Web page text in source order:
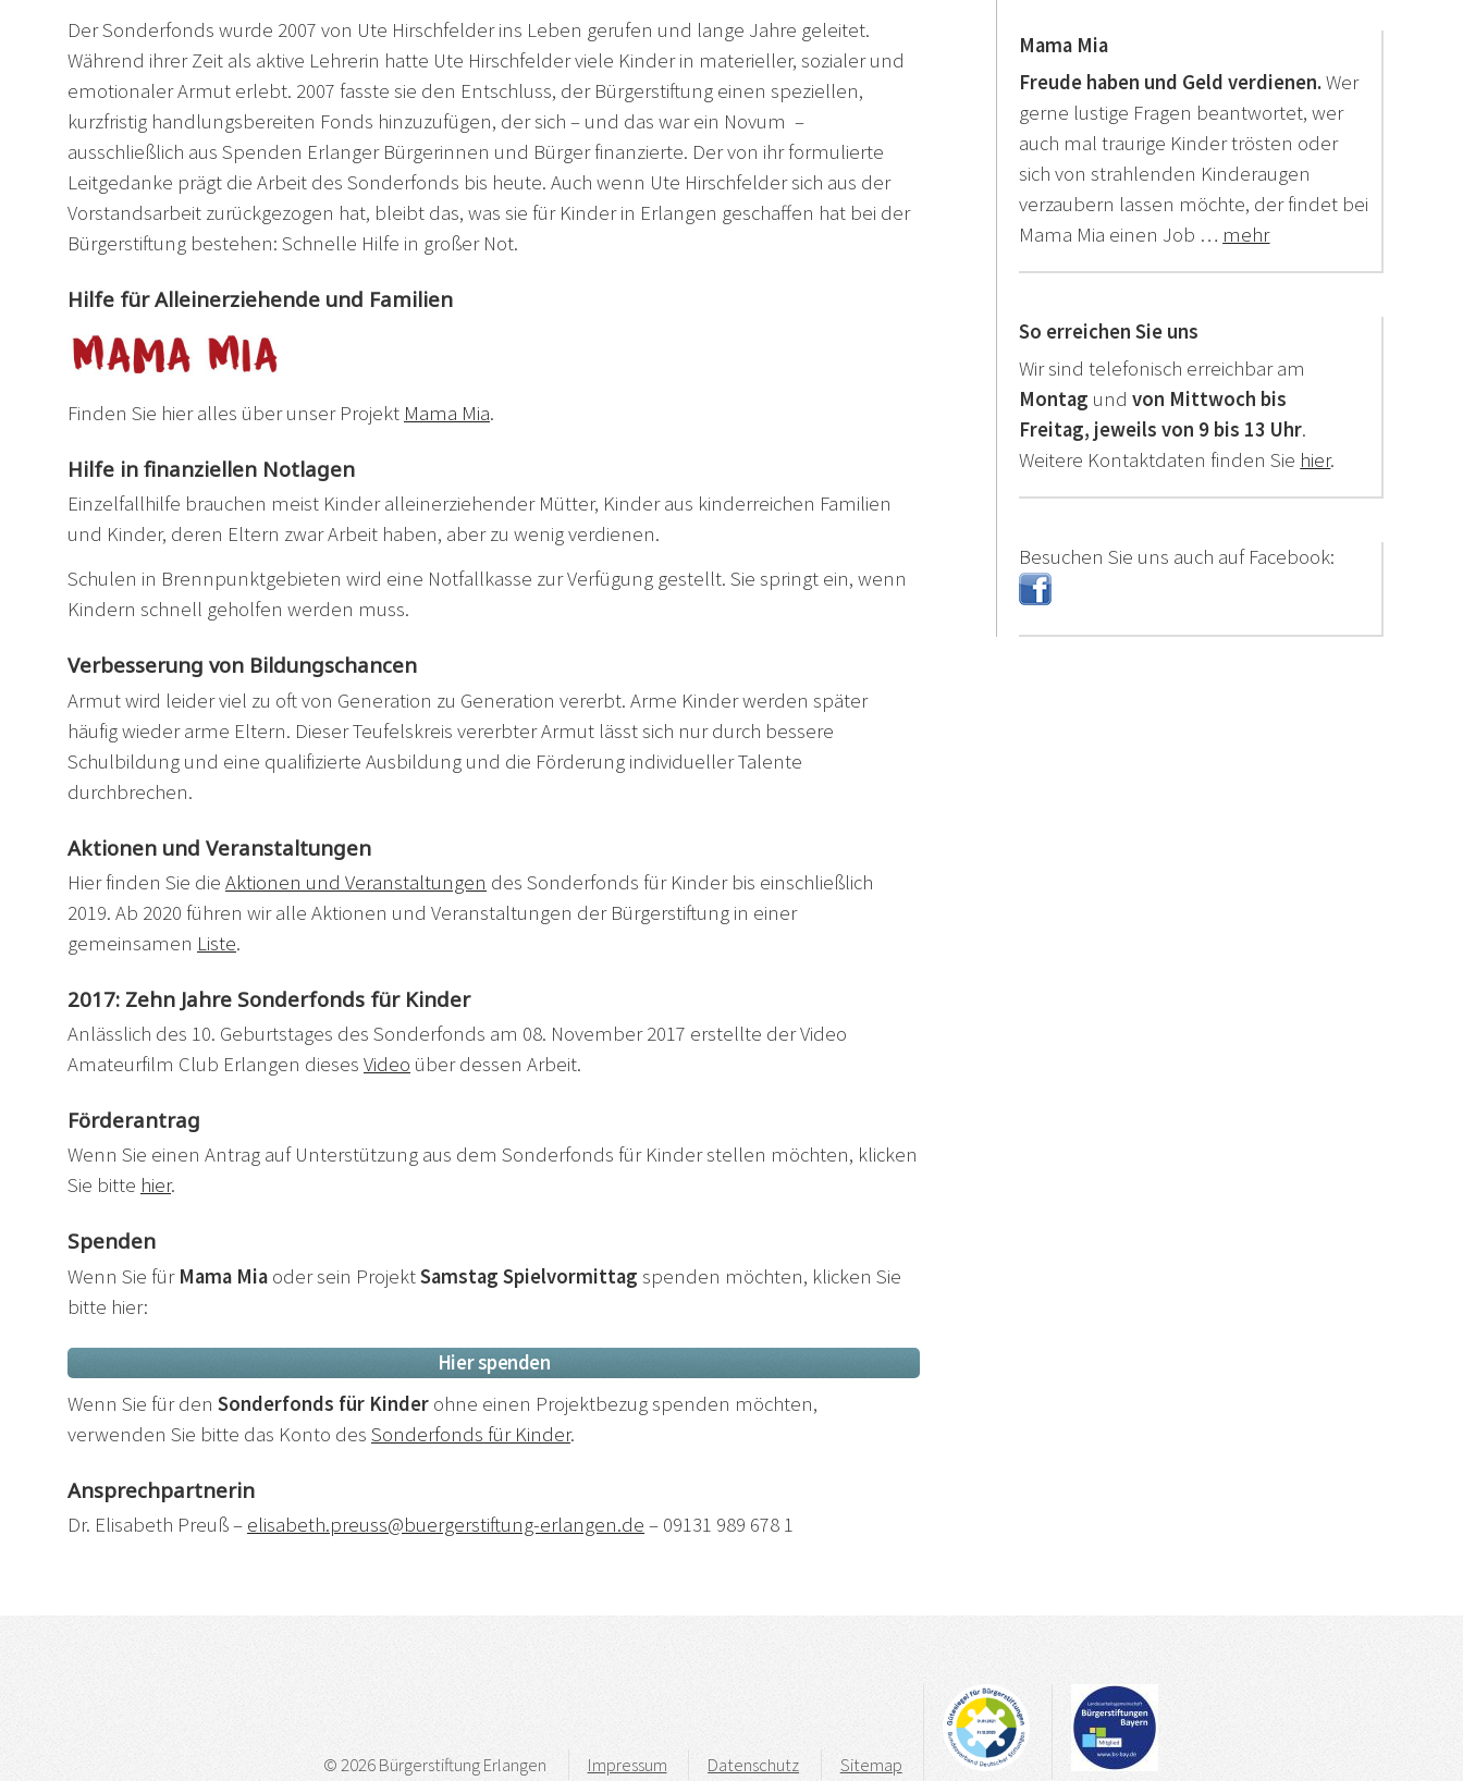
Der Sonderfonds wurde 2007 von Ute Hirschfelder ins Leben gerufen und lange Jahre geleitet.
Während ihrer Zeit als aktive Lehrerin hatte Ute Hirschfelder viele Kinder in materieller, sozialer und
emotionaler Armut erlebt. 2007 fasste sie den Entschluss, der Bürgerstiftung einen speziellen,
kurzfristig handlungsbereiten Fonds hinzuzufügen, der sich – und das war ein Novum –
ausschließlich aus Spenden Erlanger Bürgerinnen und Bürger finanzierte. Der von ihr formulierte
Leitgedanke prägt die Arbeit des Sonderfonds bis heute. Auch wenn Ute Hirschfelder sich aus der
Vorstandsarbeit zurückgezogen hat, bleibt das, was sie für Kinder in Erlangen geschaffen hat bei der
Bürgerstiftung bestehen: Schnelle Hilfe in großer Not.
Hilfe für Alleinerziehende und Familien
Finden Sie hier alles über unser Projekt Mama Mia.
Hilfe in finanziellen Notlagen
Einzelfallhilfe brauchen meist Kinder alleinerziehender Mütter, Kinder aus kinderreichen Familien
und Kinder, deren Eltern zwar Arbeit haben, aber zu wenig verdienen.
Schulen in Brennpunktgebieten wird eine Notfallkasse zur Verfügung gestellt. Sie springt ein, wenn
Kindern schnell geholfen werden muss.
Verbesserung von Bildungschancen
Armut wird leider viel zu oft von Generation zu Generation vererbt. Arme Kinder werden später
häufig wieder arme Eltern. Dieser Teufelskreis vererbter Armut lässt sich nur durch bessere
Schulbildung und eine qualifizierte Ausbildung und die Förderung individueller Talente
durchbrechen.
Aktionen und Veranstaltungen
Hier finden Sie die Aktionen und Veranstaltungen des Sonderfonds für Kinder bis einschließlich
2019. Ab 2020 führen wir alle Aktionen und Veranstaltungen der Bürgerstiftung in einer
gemeinsamen Liste.
2017: Zehn Jahre Sonderfonds für Kinder
Anlässlich des 10. Geburtstages des Sonderfonds am 08. November 2017 erstellte der Video
Amateurfilm Club Erlangen dieses Video über dessen Arbeit.
Förderantrag
Wenn Sie einen Antrag auf Unterstützung aus dem Sonderfonds für Kinder stellen möchten, klicken
Sie bitte hier.
Spenden
Wenn Sie für Mama Mia oder sein ProjektSamstag Spielvormittag spenden möchten, klicken Sie
bitte hier:
Hier spenden
Wenn Sie für den Sonderfonds für Kinder ohne einen Projektbezug spenden möchten,
verwenden Sie bitte das Konto des Sonderfonds für Kinder.
Ansprechpartnerin
Dr. Elisabeth Preuß – elisabeth.preuss@buergerstiftung-erlangen.de – 09131 989 678 1
Mama Mia
Freude haben und Geld verdienen.Wer
gerne lustige Fragen beantwortet, wer
auch mal traurige Kinder trösten oder
sich von strahlenden Kinderaugen
verzaubern lassen möchte, der findet bei
Mama Mia einen Job … mehr
So erreichen Sie uns
Wir sind telefonisch erreichbar am
Montag undvon Mittwoch bis
Freitag, jeweils von 9 bis 13 Uhr.
Weitere Kontaktdaten finden Sie hier.
Besuchen Sie uns auch auf Facebook:
© 2026 Bürgerstiftung Erlangen Impressum Datenschutz Sitemap